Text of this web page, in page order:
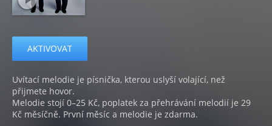
AKTIVOVAT
Uvítací melodie je písnička, kterou uslyší volající, než
přijmete hovor.
Melodie stojí 0–25 Kč, poplatek za přehrávání melodií je 29
Kč měsíčně. První měsíc a melodie je zdarma.